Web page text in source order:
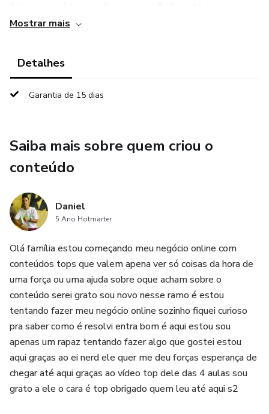
jogar ranqueadas.
Se você estiver pegando muita gente afk no seu time, tem
sim algo que você pode fazer...
eles foram solados na lane, ou porque estão sendo
campados, ou porque o time é lixo..
Seja lá qual for o motivo (desculpa né).. a melhor solução
que eu achei para esse problema foi:
Ser positivo
Ajudar o time
Maioria das vezes que o cara quita, é porque ele está
MEGA tiltado, então qualquer coisa que você falar de ruim
para ele vai fazer ele quitar..
Então tente ser positivo, fala para ele que está tranquilo
que dá para ganhar...
Mostrar mais
Detalhes
Garantia de 15 dias
Saiba mais sobre quem criou o
conteúdo
Daniel
5 Ano Hotmarter
Olá família estou começando meu negócio online com
conteúdos tops que valem apena ver só coisas da hora de
uma força ou uma ajuda sobre oque acham sobre o
conteúdo serei grato sou novo nesse ramo é estou
tentando fazer meu negócio online sozinho fiquei curioso
pra saber como é resolvi entra bom é aqui estou sou
apenas um rapaz tentando fazer algo que gostei estou
aqui graças ao ei nerd ele quer me deu forças esperança de
chegar até aqui graças ao vídeo top dele das 4 aulas sou
grato a ele o cara é top obrigado quem leu até aqui s2